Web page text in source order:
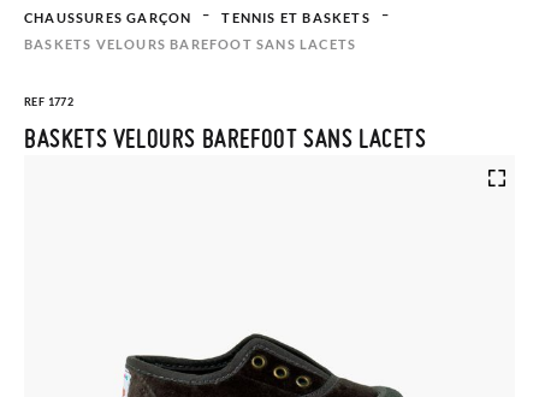
CHAUSSURES GARÇON
TENNIS ET BASKETS
BASKETS VELOURS BAREFOOT SANS LACETS
REF 1772
BASKETS VELOURS BAREFOOT SANS LACETS